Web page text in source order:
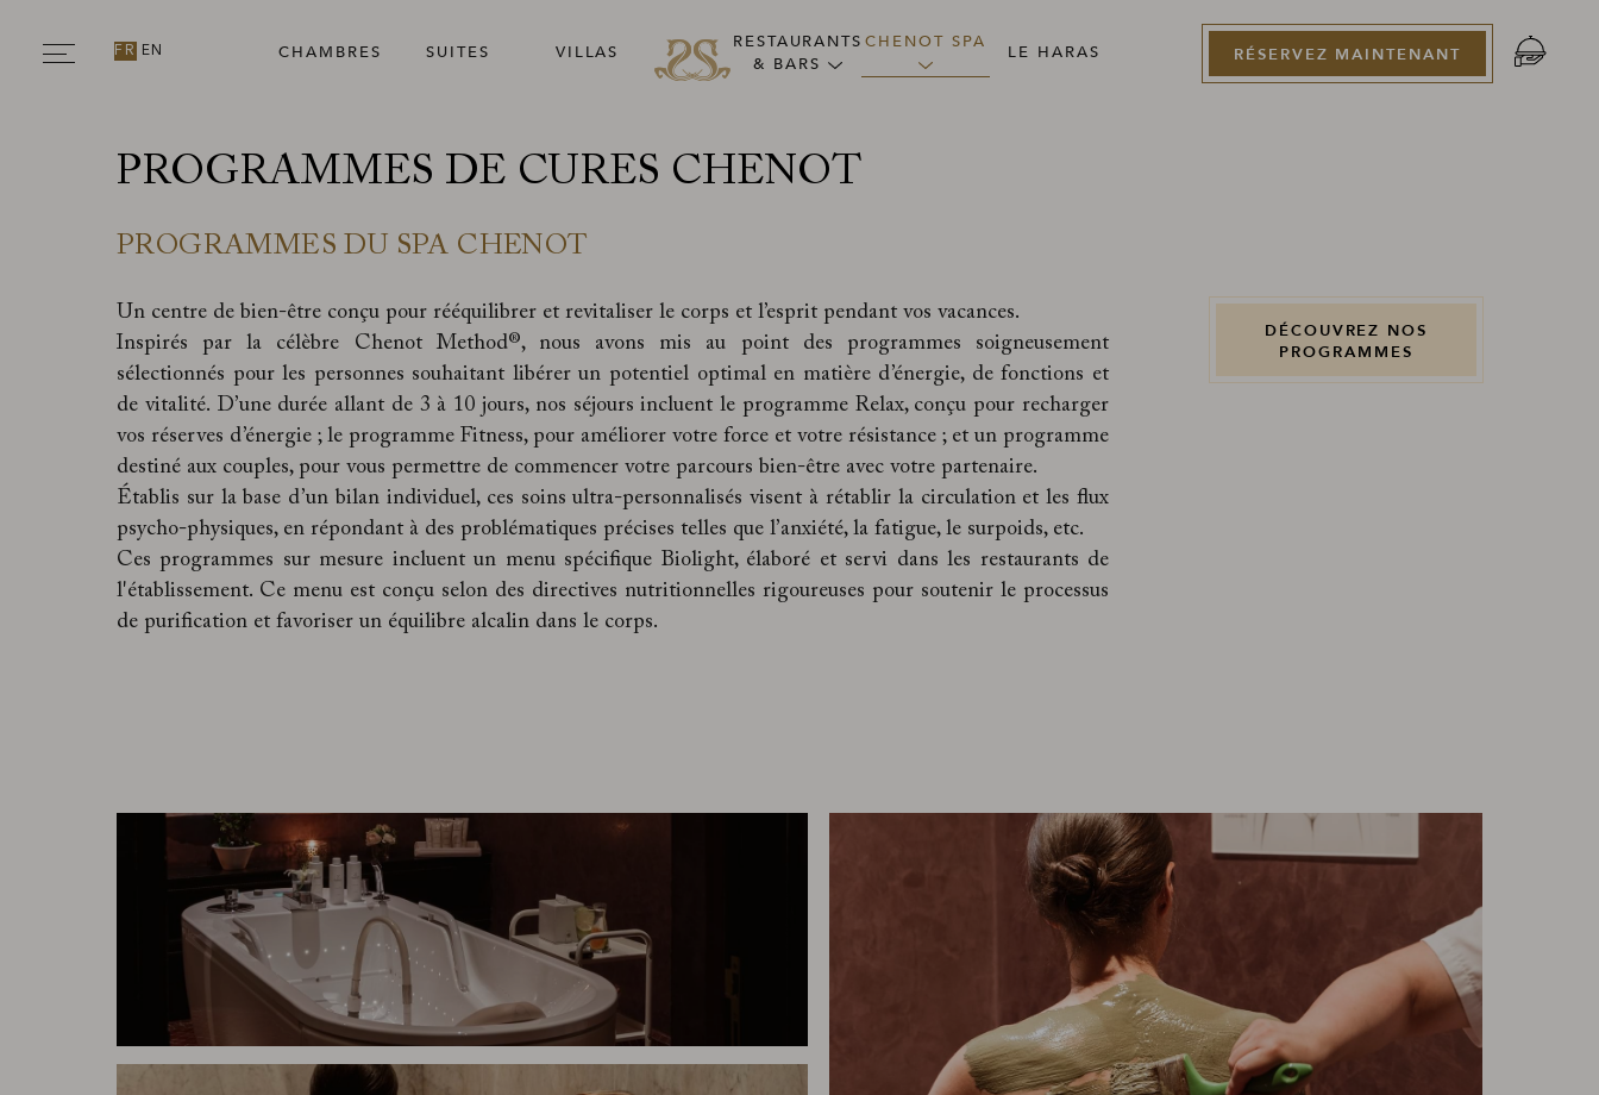
CHAMBRES SUITES VILLAS
RESTAURANTS
& BARS
CHENOT SPA
LE HARAS RÉSERVEZ MAINTENANT
FR EN
PROGRAMMES DE CURES CHENOT
PROGRAMMES DU SPA CHENOT
Un centre de bien-être conçu pour rééquilibrer et revitaliser le corps et l’esprit pendant vos vacances.
Inspirés par la célèbre Chenot Method®, nous avons mis au point des programmes soigneusement
sélectionnés pour les personnes souhaitant libérer un potentiel optimal en matière d’énergie, de fonctions et
de vitalité. D’une durée allant de 3 à 10 jours, nos séjours incluent le programme Relax, conçu pour recharger
vos réserves d’énergie ; le programme Fitness, pour améliorer votre force et votre résistance ; et un programme
destiné aux couples, pour vous permettre de commencer votre parcours bien-être avec votre partenaire.
Établis sur la base d’un bilan individuel, ces soins ultra-personnalisés visent à rétablir la circulation et les flux
psycho-physiques, en répondant à des problématiques précises telles que l’anxiété, la fatigue, le surpoids, etc.
Ces programmes sur mesure incluent un menu spécifique Biolight, élaboré et servi dans les restaurants de
l'établissement. Ce menu est conçu selon des directives nutritionnelles rigoureuses pour soutenir le processus
de purification et favoriser un équilibre alcalin dans le corps.
DÉCOUVREZ NOS
PROGRAMMES